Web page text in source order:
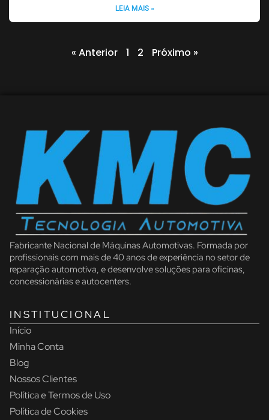
LEIA MAIS »
« Anterior 1 2 Próximo »
Fabricante Nacional de Máquinas Automotivas. Formada por
profissionais com mais de 40 anos de experiência no setor de
reparação automotiva, e desenvolve soluções para oficinas,
concessionárias e autocenters.
INSTITUCIONAL
Início
Minha Conta
Blog
Nossos Clientes
Política e Termos de Uso
Política de Cookies